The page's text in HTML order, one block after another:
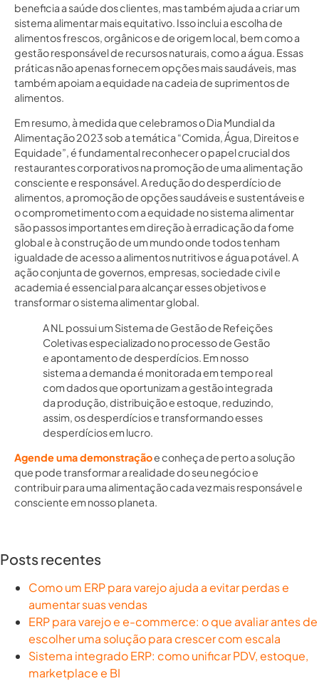
beneficia a saúde dos clientes, mas também ajuda a criar um
sistema alimentar mais equitativo. Isso inclui a escolha de
alimentos frescos, orgânicos e de origem local, bem como a
gestão responsável de recursos naturais, como a água. Essas
práticas não apenas fornecem opções mais saudáveis, mas
também apoiam a equidade na cadeia de suprimentos de
alimentos.
Em resumo, à medida que celebramos o Dia Mundial da
Alimentação 2023 sob a temática “Comida, Água, Direitos e
Equidade”, é fundamental reconhecer o papel crucial dos
restaurantes corporativos na promoção de uma alimentação
consciente e responsável. A redução do desperdício de
alimentos, a promoção de opções saudáveis e sustentáveis e
o comprometimento com a equidade no sistema alimentar
são passos importantes em direção à erradicação da fome
global e à construção de um mundo onde todos tenham
igualdade de acesso a alimentos nutritivos e água potável. A
ação conjunta de governos, empresas, sociedade civil e
academia é essencial para alcançar esses objetivos e
transformar o sistema alimentar global.
A NL possui um Sistema de Gestão de Refeições
Coletivas especializado no processo de Gestão
e apontamento de desperdícios. Em nosso
sistema a demanda é monitorada em tempo real
com dados que oportunizam a gestão integrada
daprodução, distribuiçãoeestoque, reduzindo,
assim, os desperdícios e transformando esses
desperdícios em lucro.
Agende uma demonstraçãoe conheça de perto a solução
que pode transformar a realidade do seu negócio e
contribuir para uma alimentação cada vez mais responsável e
consciente em nosso planeta.
Posts recentes
Como um ERP para varejo ajuda a evitar perdas e
aumentar suas vendas
ERP para varejo e e-commerce: o que avaliar antes de
escolher uma solução para crescer com escala
Sistema integrado ERP: como unificar PDV, estoque,
marketplace e BI